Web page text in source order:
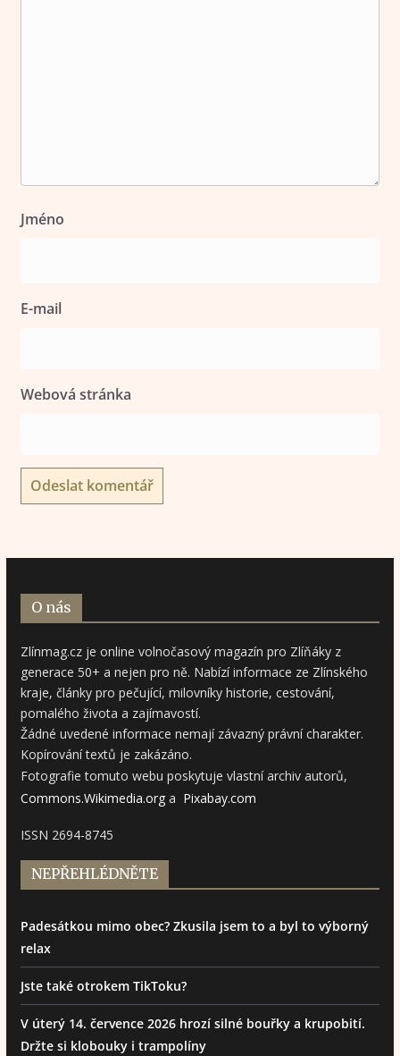
Jméno
E-mail
Webová stránka
O nás
Zlínmag.cz je online volnočasový magazín pro Zlíňáky z
generace 50+ a nejen pro ně. Nabízí informace ze Zlínského
kraje, články pro pečující, milovníky historie, cestování,
pomalého života a zajímavostí.
Žádné uvedené informace nemají závazný právní charakter.
Kopírování textů je zakázáno.
Fotografie tomuto webu poskytuje vlastní archiv autorů,
Commons.Wikimedia.orga Pixabay.com
ISSN 2694-8745
NEPŘEHLÉDNĚTE
Padesátkou mimo obec? Zkusila jsem to a byl to výborný
relax
Jste také otrokem TikToku?
V úterý 14. července 2026 hrozí silné bouřky a krupobití.
Držte si klobouky i trampolíny